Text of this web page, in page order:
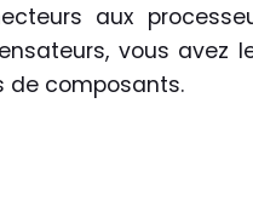
aux
vous avez
de composants.